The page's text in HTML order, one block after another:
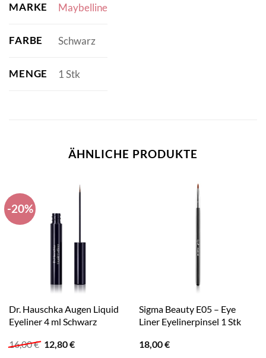
MARKE Maybelline
FARBE Schwarz
MENGE 1 Stk
ÄHNLICHE PRODUKTE
-20%
Dr. Hauschka Augen Liquid
Eyeliner 4 ml Schwarz
16,00€ Ursprünglicher
Preis
12,80€Aktueller
Sigma Beauty E05 – Eye
Liner Eyelinerpinsel 1 Stk
18,00€